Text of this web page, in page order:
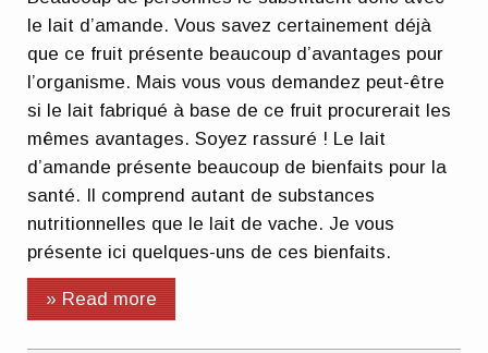
le lait d’amande. Vous savez certainement déjà
que ce fruit présente beaucoup d’avantages pour
l’organisme. Mais vous vous demandez peut-être
si le lait fabriqué à base de ce fruit procurerait les
mêmes avantages. Soyez rassuré ! Le lait
d’amande présente beaucoup de bienfaits pour la
santé. Il comprend autant de substances
nutritionnelles que le lait de vache. Je vous
présente ici quelques-uns de ces bienfaits.
» Read more